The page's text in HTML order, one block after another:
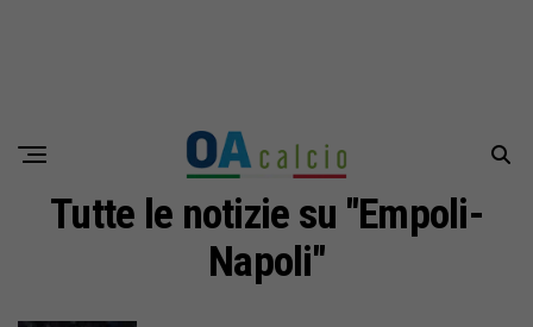
Tutte le notizie su "Empoli-
Napoli"